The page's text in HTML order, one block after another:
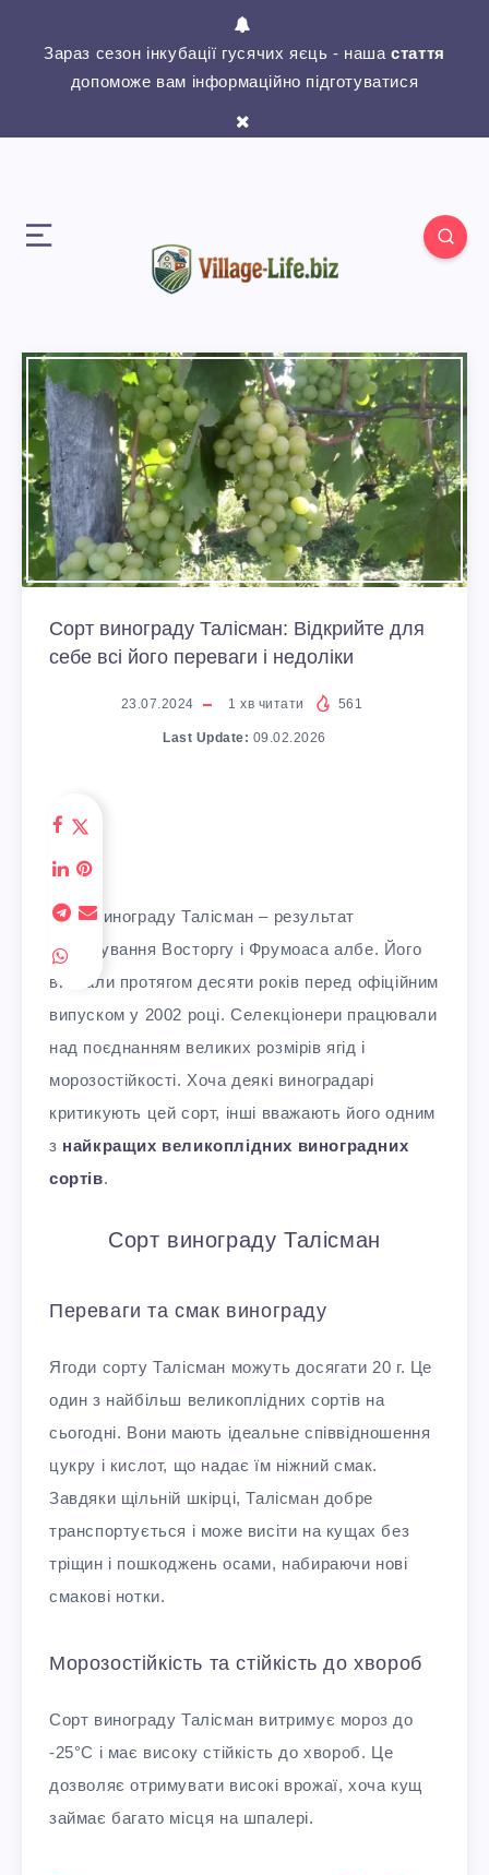
Зараз сезон інкубації гусячих яєць - нашастаття
допоможе вам інформаційно підготуватися
Сорт винограду Талісман: Відкрийте для
себе всі його переваги і недоліки
23.07.2024 1 хв читати 561
Last Update: 09.02.2026
Сорт винограду Талісман – результат
схрещування Восторгу і Фрумоаса албе. Його
вивчали протягом десяти років перед офіційним
випуском у 2002 році. Селекціонери працювали
над поєднанням великих розмірів ягід і
морозостійкості. Хоча деякі виноградарі
критикують цей сорт, інші вважають його одним
з найкращих великоплідних виноградних
сортів.
Сорт винограду Талісман
Переваги та смак винограду
Ягоди сорту Талісман можуть досягати 20 г. Це
один з найбільш великоплідних сортів на
сьогодні. Вони мають ідеальне співвідношення
цукру і кислот, що надає їм ніжний смак.
Завдяки щільній шкірці, Талісман добре
транспортується і може висіти на кущах без
тріщин і пошкоджень осами, набираючи нові
смакові нотки.
Морозостійкість та стійкість до хвороб
Сорт винограду Талісман витримує мороз до
-25°С і має високу стійкість до хвороб. Це
дозволяє отримувати високі врожаї, хоча кущ
займає багато місця на шпалері.